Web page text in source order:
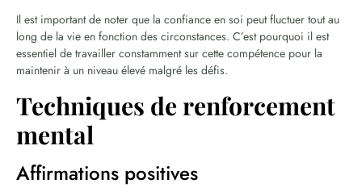
Il est important de noter que la confiance en soi peut fluctuer tout au
long de la vie en fonction des circonstances. C’est pourquoi il est
essentiel de travailler constamment sur cette compétence pour la
maintenir à un niveau élevé malgré les défis.
Techniques de renforcement
mental
Affirmations positives